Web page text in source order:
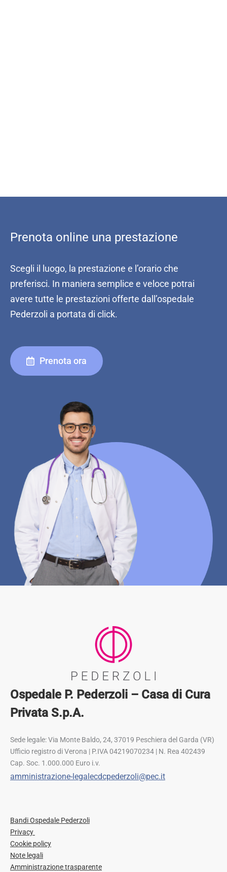
Prenota online una prestazione
Scegli il luogo, la prestazione e l’orario che
preferisci. In maniera semplice e veloce potrai
avere tutte le prestazioni offerte dall’ospedale
Pederzoli a portata di click.
Prenota ora
Ospedale P. Pederzoli – Casa di Cura
Privata S.p.A.
Sede legale: Via Monte Baldo, 24, 37019 Peschiera del Garda (VR)
Ufficio registro di Verona | P.IVA 04219070234 | N. Rea 402439
Cap. Soc. 1.000.000 Euro i.v.
amministrazione-legalecdcpederzoli@pec.it
Bandi Ospedale Pederzoli
Privacy
Cookie policy
Note legali
Amministrazione trasparente